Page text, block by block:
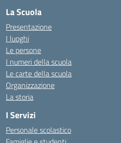
La Scuola
Presentazione
I luoghi
Le persone
I numeri della scuola
Le carte della scuola
Organizzazione
La storia
I Servizi
Personale scolastico